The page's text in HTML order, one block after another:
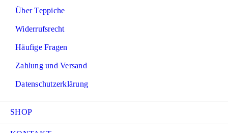
Über Teppiche
Widerrufsrecht
Häufige Fragen
Zahlung und Versand
Datenschutzerklärung
SHOP